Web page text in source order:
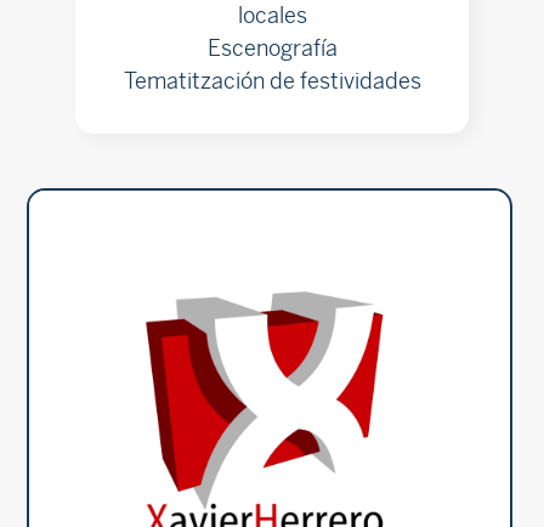
locales
Escenografía
Tematitzación de festividades